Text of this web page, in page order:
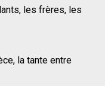
les frères, les
la tante entre